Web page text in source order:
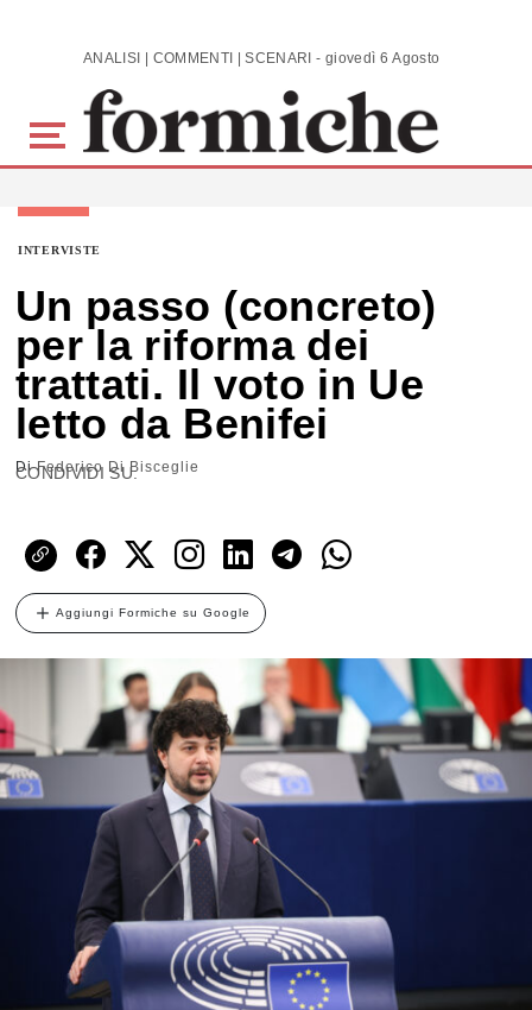
Skip to main content ANALISI | COMMENTI | SCENARI - giovedì 6 Agosto 2026
INTERVISTE
Un passo (concreto)
per la riforma dei
trattati. Il voto in Ue
letto da Benifei
DiFederico Di Bisceglie
CONDIVIDI SU:
Aggiungi Formiche su Google